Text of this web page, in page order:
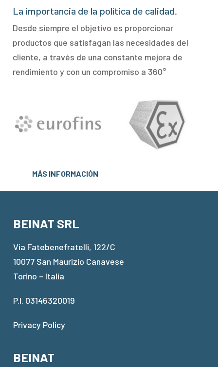
La importancia de la política de calidad.
Desde siempre el objetivo es proporcionar
productos que satisfagan las necesidades del
cliente, a través de una constante mejora de
rendimiento y con un compromiso a 360°
MÁS INFORMACIÓN
BEINAT SRL
Via Fatebenefratelli, 122/C
10077 San Maurizio Canavese
Torino – Italia
P.I. 03146320019
Privacy Policy
BEINAT